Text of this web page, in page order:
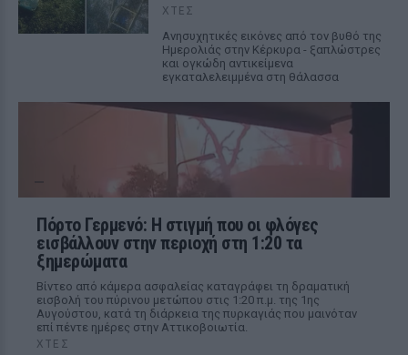
ΧΤΕΣ
Ανησυχητικές εικόνες από τον βυθό της
Ημερολιάς στην Κέρκυρα - ξαπλώστρες
και ογκώδη αντικείμενα
εγκαταλελειμμένα στη θάλασσα
Πόρτο Γερμενό: Η στιγμή που οι φλόγες
εισβάλλουν στην περιοχή στη 1:20 τα
ξημερώματα
Βίντεο από κάμερα ασφαλείας καταγράφει τη δραματική
εισβολή του πύρινου μετώπου στις 1:20 π.μ. της 1ης
Αυγούστου, κατά τη διάρκεια της πυρκαγιάς που μαινόταν
επί πέντε ημέρες στην Αττικοβοιωτία.
ΧΤΕΣ